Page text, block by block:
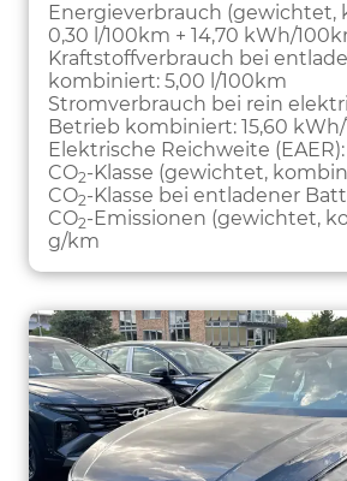
Energieverbrauch (gewichtet,
0,30 l/100km + 14,70 kWh/
Kraftstoffverbrauch bei
kombiniert: 5,00 l/100km
Stromverbrauch bei rein
Betrieb kombiniert: 15,60
Elektrische Reichweite (EAER):
CO2-Klasse (gewichtet,
CO2-Klasse bei entladener
CO2-Emissionen (gewichtet,
g/km